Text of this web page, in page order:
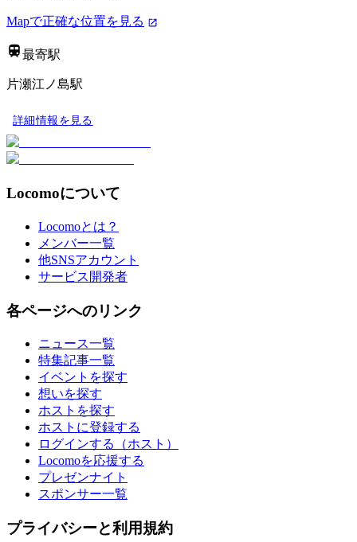
Mapで正確な位置を見る
最寄駅
片瀬江ノ島駅
詳細情報を見る
Locomoについて
Locomoとは？
メンバー一覧
他SNSアカウント
サービス開発者
各ページへのリンク
ニュース一覧
特集記事一覧
イベントを探す
想いを探す
ホストを探す
ホストに登録する
ログインする（ホスト）
Locomoを応援する
プレゼンナイト
スポンサー一覧
プライバシーと利用規約